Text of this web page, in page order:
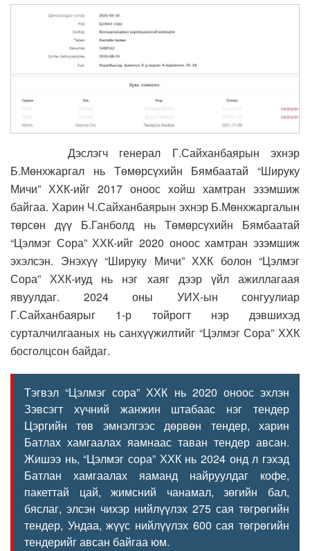
Дэслэгч генерал Г.Сайханбаярын эхнэр
Б.Мөнхжаргал нь Төмөрсүхийн Бямбаатай “Шируку
Мичи” ХХК-ийг 2017 оноос хойш хамтран эзэмшиж
байгаа. Харин Ч.Сайханбаярын эхнэр Б.Мөнхжаргалын
төрсөн дүү Б.Ганболд нь Төмөрсүхийн Бямбаатай
“Цэлмэг Сора” ХХК-ийг 2020 оноос хамтран эзэмшиж
эхэлсэн. Энэхүү “Шируку Мичи” ХХК болон “Цэлмэг
Сора” ХХК-иуд нь нэг хаяг дээр үйл ажиллагаая
явуулдаг. 2024 оны УИХ-ын сонгуулиар
Г.Сайханбаярыг 1-р тойрогт нэр дэвшихэд
сурталчилгааных нь санхүүжилтийг “Цэлмэг Сора” ХХК
босголцсон байдаг.
Тэгвэл “Цэлмэг сора” ХХК нь 2020 оноос эхлэн
Зэвсэгт хүчний жанжин штабаас нэг тендер
Цэргийн төв эмнэлгээс дөрвөн тендер, харин
Батлах хамгаалах яамнаас таван тендер авсан.
Жишээ нь, “Цэлмэг сора” ХХК нь 2024 онд л гэхэд
Батлан хамгаалах яаманд найруулдаг кофе,
пакеттай цай, жимсний чанамал, зөгийн бал,
бяслаг, элсэн чихэр нийлүүлэх 275 сая төгрөгийн
тендер, Ундаа, жүүс нийлүүлэх 600 сая төгрөгийн
тендерийг авсан байгаа юм.